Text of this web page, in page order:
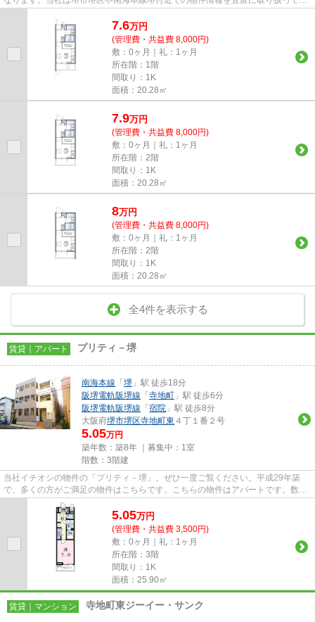
7.6万円
(管理費・共益費 8,000円)
敷：0ヶ月｜礼：1ヶ月
所在階：1階
間取り：1K
面積：20.28㎡
7.9万円
(管理費・共益費 8,000円)
敷：0ヶ月｜礼：1ヶ月
所在階：2階
間取り：1K
面積：20.28㎡
8万円
(管理費・共益費 8,000円)
敷：0ヶ月｜礼：1ヶ月
所在階：2階
間取り：1K
面積：20.28㎡
全4件を表示する
賃貸｜アパート プリティ－堺
南海本線 「 堺 」駅 徒歩18分
阪堺電軌阪堺線 「 寺地町 」駅 徒歩6分
阪堺電軌阪堺線 「 宿院 」駅 徒歩8分
大阪府堺市堺区寺地町東 ４丁１番２号
5.05万円
築年数：築8年 ｜募集中： 1室
階数：3階建
当社イチオシの物件の「プリティ－堺」。ぜひ一度ご覧ください。平成29年築
で、多くの方がご満足の物件はこちらです。こちらの物件はアパートです。数あ
る不動産物件の中からお客様の...
5.05万円
(管理費・共益費 3,500円)
敷：0ヶ月｜礼：1ヶ月
所在階：3階
間取り：1K
面積：25.90㎡
賃貸｜マンション 寺地町東ジーイー・サンク